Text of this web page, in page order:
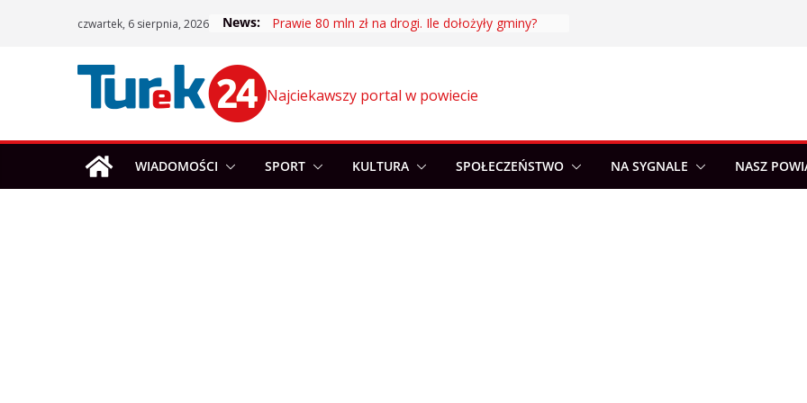
czwartek, 6 sierpnia, 2026 News: Prawie 80 mln zł na drogi. Ile dołożyły gminy?
Najciekawszy portal w powiecie
WIADOMOŚCI SPORT KULTURA SPOŁECZEŃSTWO NA SYGNALE NASZ